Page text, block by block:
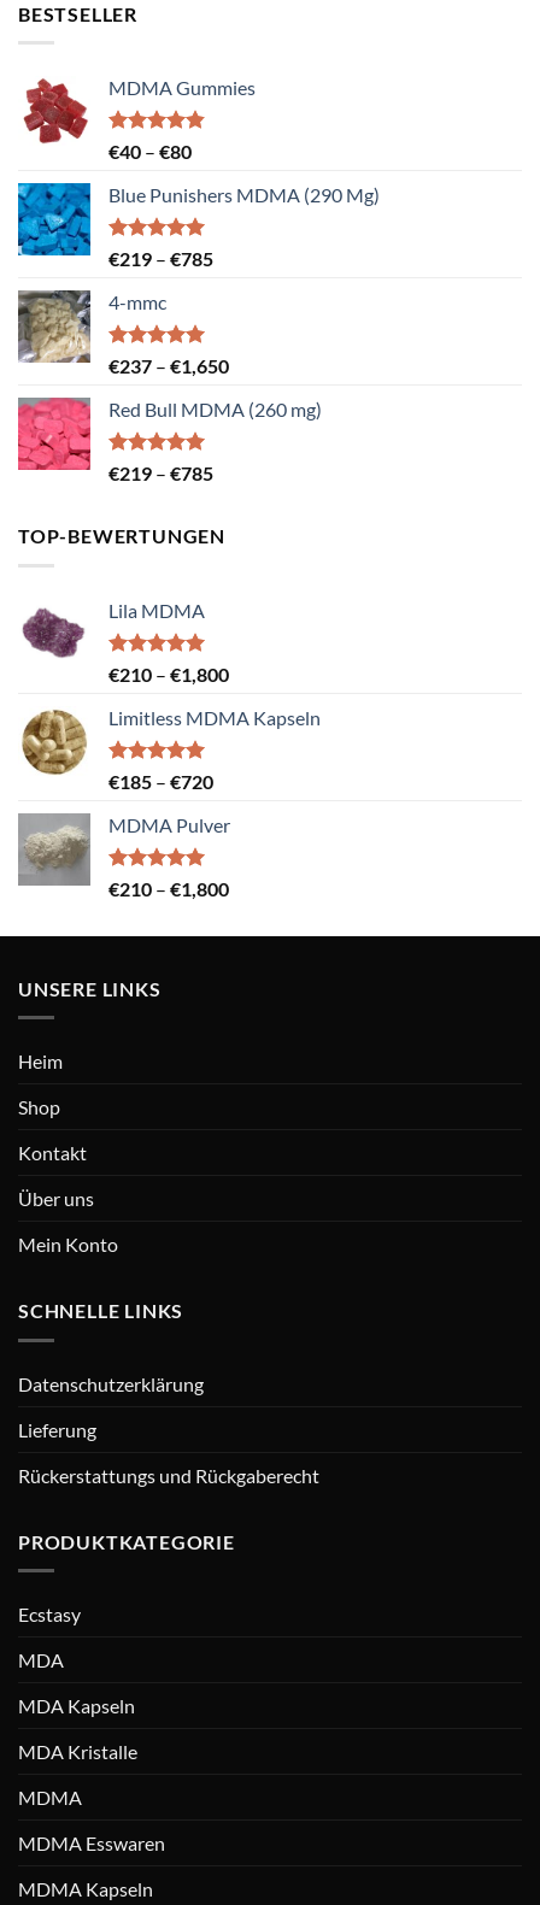
BESTSELLER
MDMA Gummies
Bewertet
von 5
€40 – €80Preisspanne:
bis
€80
Blue Punishers MDMA (290 Mg)
Bewertet
von 5
€219 – €785Preisspanne:
4-mmc
Bewertet
von 5
€237 – €1,650Preisspanne:
bis
Red Bull MDMA (260 mg)
Bewertet
€219 – €785Preisspanne:
€785
TOP-BEWERTUNGEN
Lila MDMA
Bewertet
von 5
€210 – €1,800Preisspanne:
bis
Limitless MDMA Kapseln
Bewertet
von 5
€185 – €720Preisspanne:
bis
MDMA Pulver
Bewertet
€210 – €1,800Preisspanne:
bis
UNSERE LINKS
Heim
Shop
Kontakt
Über uns
Mein Konto
SCHNELLE LINKS
Datenschutzerklärung
Lieferung
Rückerstattungs und Rückgaberecht
PRODUKTKATEGORIE
Ecstasy
MDA
MDA Kapseln
MDA Kristalle
MDMA
MDMA Esswaren
MDMA Kapseln